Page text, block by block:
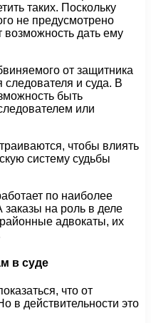
таких. Поскольку
не предусмотрено
возможность дать ему
от защитника
следователя и суда. В
быть
или
чтобы влиять
систему судьбы
по наиболее
заказы на роль в деле
адвокаты, их
в суде
что от
в действительности это